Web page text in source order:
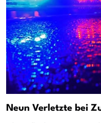
Neun Verletzte bei